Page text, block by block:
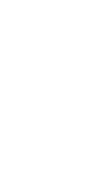
Você
uma